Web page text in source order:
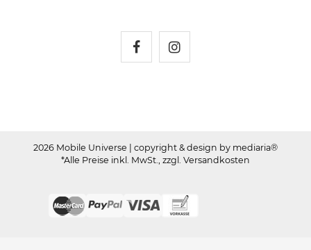
2026 Mobile Universe | copyright & design by mediaria®
*Alle Preise inkl. MwSt., zzgl. Versandkosten